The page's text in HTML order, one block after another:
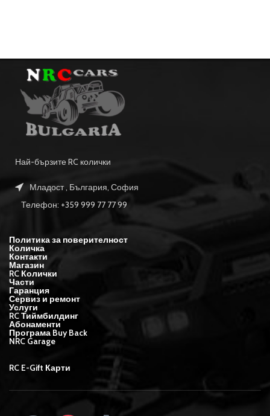
Най-бързите RC колички
Младост , България, София
Телефон: +359 999 77 77 99
Политика за поверителност
Количка
Контакти
Магазин
RC Колички
Части
Гаранция
Сервиз и ремонт
Услуги
RC Тиймбилдинг
Абонаменти
Програма Buy Back
NRC Garage
RC E-Gift Карти